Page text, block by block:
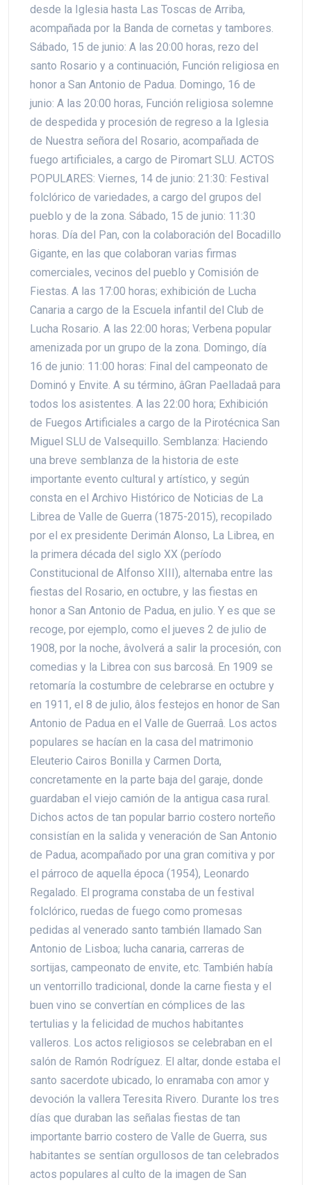
desde la Iglesia hasta Las Toscas de Arriba,
acompañada por la Banda de cornetas y tambores.
Sábado, 15 de junio: A las 20:00 horas, rezo del
santo Rosario y a continuación, Función religiosa en
honor a San Antonio de Padua. Domingo, 16 de
junio: A las 20:00 horas, Función religiosa solemne
de despedida y procesión de regreso a la Iglesia
de Nuestra señora del Rosario, acompañada de
fuego artificiales, a cargo de Piromart SLU. ACTOS
POPULARES: Viernes, 14 de junio: 21:30: Festival
folclórico de variedades, a cargo del grupos del
pueblo y de la zona. Sábado, 15 de junio: 11:30
horas. Día del Pan, con la colaboración del Bocadillo
Gigante, en las que colaboran varias firmas
comerciales, vecinos del pueblo y Comisión de
Fiestas. A las 17:00 horas; exhibición de Lucha
Canaria a cargo de la Escuela infantil del Club de
Lucha Rosario. A las 22:00 horas; Verbena popular
amenizada por un grupo de la zona. Domingo, día
16 de junio: 11:00 horas: Final del campeonato de
Dominó y Envite. A su término, âGran Paelladaâ para
todos los asistentes. A las 22:00 hora; Exhibición
de Fuegos Artificiales a cargo de la Pirotécnica San
Miguel SLU de Valsequillo. Semblanza: Haciendo
una breve semblanza de la historia de este
importante evento cultural y artístico, y según
consta en el Archivo Histórico de Noticias de La
Librea de Valle de Guerra (1875-2015), recopilado
por el ex presidente Derimán Alonso, La Librea, en
la primera década del siglo XX (período
Constitucional de Alfonso XIII), alternaba entre las
fiestas del Rosario, en octubre, y las fiestas en
honor a San Antonio de Padua, en julio. Y es que se
recoge, por ejemplo, como el jueves 2 de julio de
1908, por la noche, âvolverá a salir la procesión, con
comedias y la Librea con sus barcosâ. En 1909 se
retomaría la costumbre de celebrarse en octubre y
en 1911, el 8 de julio, âlos festejos en honor de San
Antonio de Padua en el Valle de Guerraâ. Los actos
populares se hacían en la casa del matrimonio
Eleuterio Cairos Bonilla y Carmen Dorta,
concretamente en la parte baja del garaje, donde
guardaban el viejo camión de la antigua casa rural.
Dichos actos de tan popular barrio costero norteño
consistían en la salida y veneración de San Antonio
de Padua, acompañado por una gran comitiva y por
el párroco de aquella época (1954), Leonardo
Regalado. El programa constaba de un festival
folclórico, ruedas de fuego como promesas
pedidas al venerado santo también llamado San
Antonio de Lisboa; lucha canaria, carreras de
sortijas, campeonato de envite, etc. También había
un ventorrillo tradicional, donde la carne fiesta y el
buen vino se convertían en cómplices de las
tertulias y la felicidad de muchos habitantes
valleros. Los actos religiosos se celebraban en el
salón de Ramón Rodríguez. El altar, donde estaba el
santo sacerdote ubicado, lo enramaba con amor y
devoción la vallera Teresita Rivero. Durante los tres
días que duraban las señalas fiestas de tan
importante barrio costero de Valle de Guerra, sus
habitantes se sentían orgullosos de tan celebrados
actos populares al culto de la imagen de San